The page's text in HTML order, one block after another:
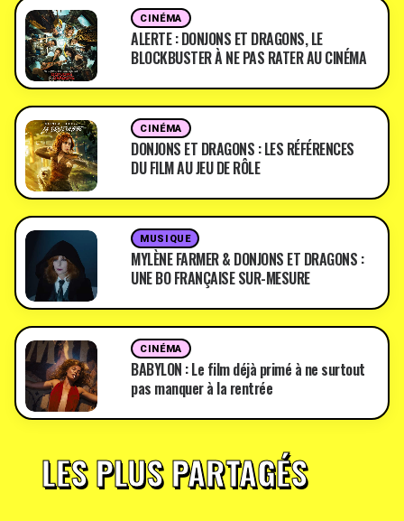
CINÉMA
ALERTE : DONJONS ET DRAGONS, LE
BLOCKBUSTER À NE PAS RATER AU CINÉMA
CINÉMA
DONJONS ET DRAGONS : LES RÉFÉRENCES
DU FILM AU JEU DE RÔLE
MUSIQUE
MYLÈNE FARMER & DONJONS ET DRAGONS :
UNE BO FRANÇAISE SUR-MESURE
CINÉMA
BABYLON : Le film déjà primé à ne surtout
pas manquer à la rentrée
LES PLUS PARTAGÉS